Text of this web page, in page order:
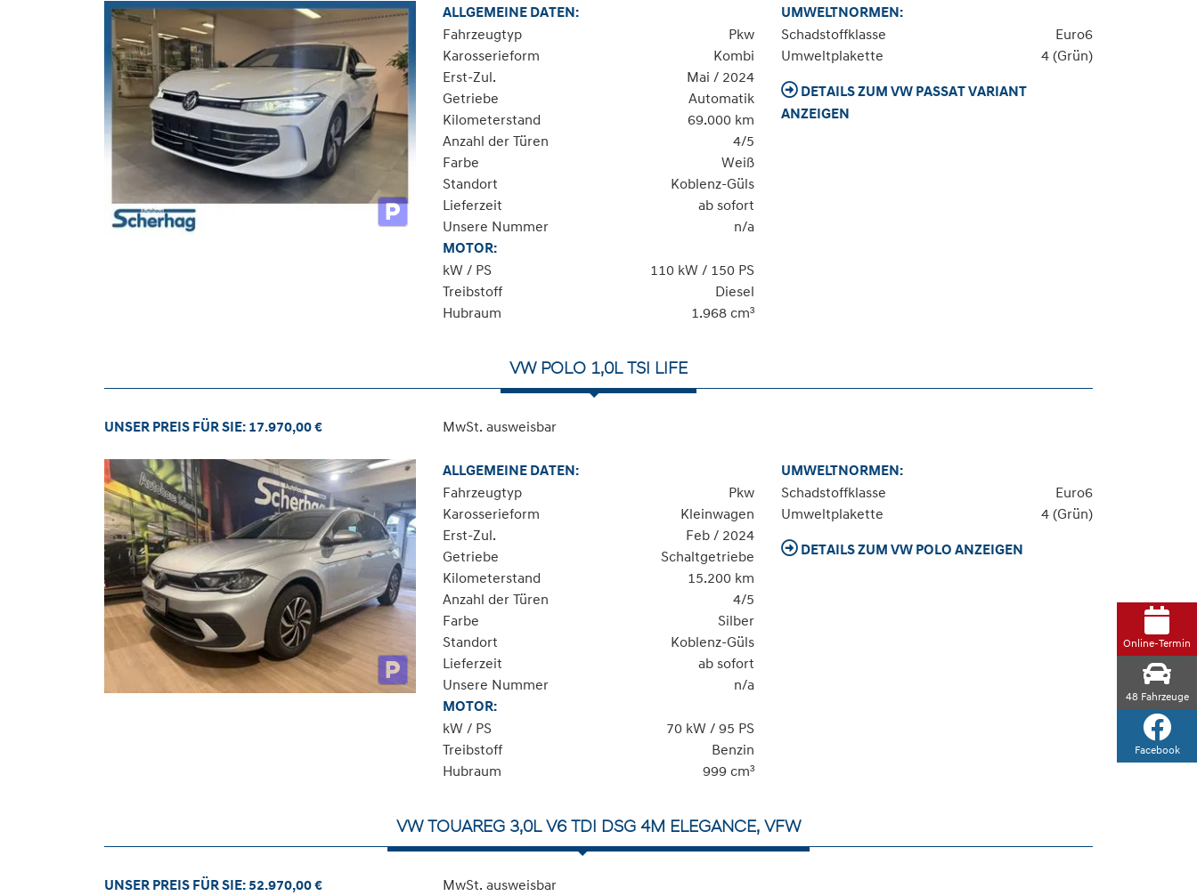
ALLGEMEINE DATEN:
Fahrzeugtyp
Pkw
Karosserieform
Kombi
Erst-Zul.
Mai / 2024
Getriebe
Automatik
Kilometerstand
69.000 km
Anzahl der Türen
4/5
Farbe
Weiß
Standort
Koblenz-Güls
Lieferzeit
ab sofort
Unsere Nummer
n/a
MOTOR:
kW / PS
110 kW / 150 PS
Treibstoff
Diesel
Hubraum
1.968 cm³
UMWELTNORMEN:
Schadstoffklasse
Euro6
Umweltplakette
4 (Grün)
DETAILS ZUM VW PASSAT VARIANT
ANZEIGEN
VW POLO 1,0L TSI LIFE
UNSER PREIS FÜR SIE: 17.970,00 € MwSt. ausweisbar
ALLGEMEINE DATEN:
Fahrzeugtyp
Pkw
Karosserieform
Kleinwagen
Erst-Zul.
Feb / 2024
Getriebe
Schaltgetriebe
Kilometerstand
15.200 km
Anzahl der Türen
4/5
Farbe
Silber
Standort
Koblenz-Güls
Lieferzeit
ab sofort
Unsere Nummer
n/a
MOTOR:
kW / PS
70 kW / 95 PS
Treibstoff
Benzin
Hubraum
999 cm³
UMWELTNORMEN:
Schadstoffklasse
Euro6
Umweltplakette
4 (Grün)
DETAILS ZUM VW POLO ANZEIGEN
VW TOUAREG 3,0L V6 TDI DSG 4M ELEGANCE, VFW
UNSER PREIS FÜR SIE: 52.970,00 € MwSt. ausweisbar
Online-Termin
48Fahrzeuge
Facebook